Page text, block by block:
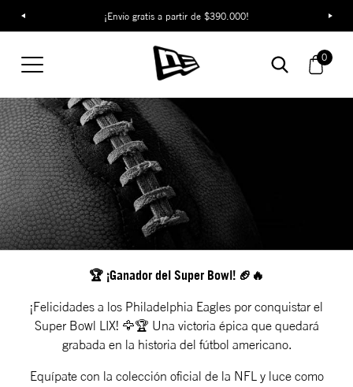
¡Envío gratis a partir de $390.000!
0
🏆 ¡Ganador del Super Bowl! 🏈🔥
¡Felicidades a los Philadelphia Eagles por conquistar el
Super Bowl LIX! 🦅🏆 Una victoria épica que quedará
grabada en la historia del fútbol americano.
Equípate con la colección oficial de la NFL y luce como